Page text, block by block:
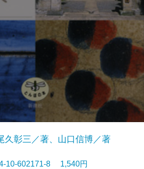
久彰三／著、山口信博／著
10-602171-8 1,540円